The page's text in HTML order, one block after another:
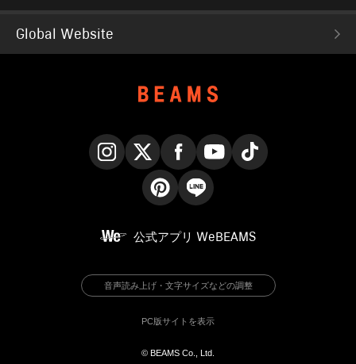
Global Website
公式アプリ WeBEAMS
音声読み上げ・文字サイズなどの調整
PC版サイトを表示
© BEAMS Co., Ltd.